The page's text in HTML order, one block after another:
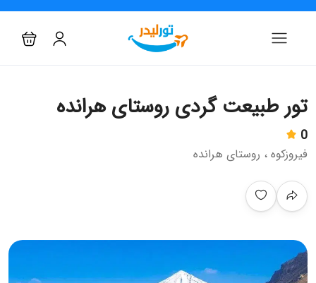
تور طبیعت گردی روستای هرانده
0
فیروزکوه ، روستای هرانده